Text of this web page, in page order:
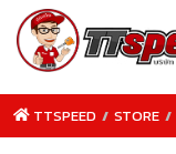
TTSPEED / STORE /